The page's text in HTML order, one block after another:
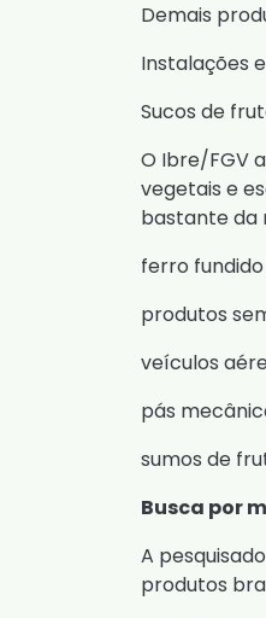
Demais
Instalações
Sucos de
O Ibre/FGV
vegetais e
bastante da
ferro
produtos
veículos
pás
sumos de
Busca por
A
produtos